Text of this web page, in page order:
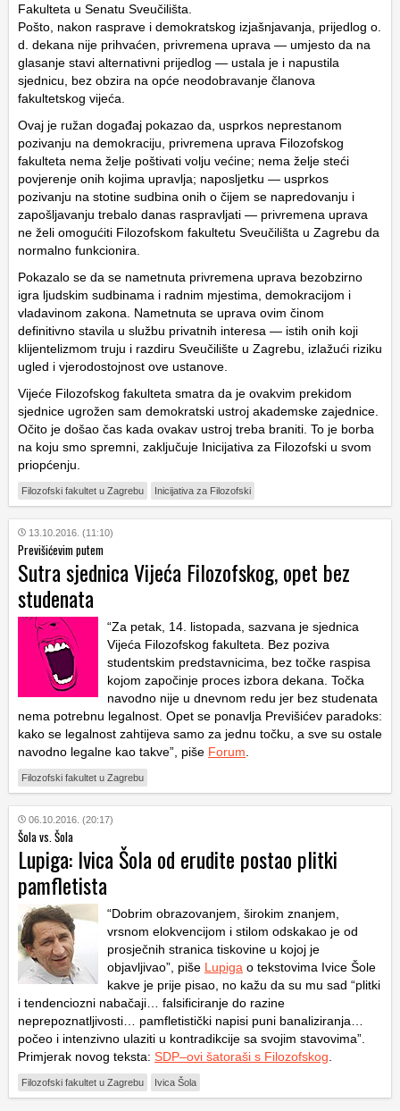
Fakulteta u Senatu Sveučilišta.
Pošto, nakon rasprave i demokratskog izjašnjavanja, prijedlog o.
d. dekana nije prihvaćen, privremena uprava — umjesto da na
glasanje stavi alternativni prijedlog — ustala je i napustila
sjednicu, bez obzira na opće neodobravanje članova
fakultetskog vijeća.
Ovaj je ružan događaj pokazao da, usprkos neprestanom
pozivanju na demokraciju, privremena uprava Filozofskog
fakulteta nema želje poštivati volju većine; nema želje steći
povjerenje onih kojima upravlja; naposljetku — usprkos
pozivanju na stotine sudbina onih o čijem se napredovanju i
zapošljavanju trebalo danas raspravljati — privremena uprava
ne želi omogućiti Filozofskom fakultetu Sveučilišta u Zagrebu da
normalno funkcionira.
Pokazalo se da se nametnuta privremena uprava bezobzirno
igra ljudskim sudbinama i radnim mjestima, demokracijom i
vladavinom zakona. Nametnuta se uprava ovim činom
definitivno stavila u službu privatnih interesa — istih onih koji
klijentelizmom truju i razdiru Sveučilište u Zagrebu, izlažući riziku
ugled i vjerodostojnost ove ustanove.
Vijeće Filozofskog fakulteta smatra da je ovakvim prekidom
sjednice ugrožen sam demokratski ustroj akademske zajednice.
Očito je došao čas kada ovakav ustroj treba braniti. To je borba
na koju smo spremni, zaključuje Inicijativa za Filozofski u svom
priopćenju.
Filozofski fakultet u Zagrebu Inicijativa za Filozofski
13.10.2016. (11:10)
Previšićevim putem
Sutra sjednica Vijeća Filozofskog, opet bez
studenata
“Za petak, 14. listopada, sazvana je sjednica
Vijeća Filozofskog fakulteta. Bez poziva
studentskim predstavnicima, bez točke raspisa
kojom započinje proces izbora dekana. Točka
navodno nije u dnevnom redu jer bez studenata
nema potrebnu legalnost. Opet se ponavlja Previšićev paradoks:
kako se legalnost zahtijeva samo za jednu točku, a sve su ostale
navodno legalne kao takve”, piše Forum
Filozofski fakultet u Zagrebu
06.10.2016. (20:17)
Šola vs. Šola
Lupiga: Ivica Šola od erudite postao plitki
pamfletista
“Dobrim obrazovanjem, širokim znanjem,
vrsnom elokvencijom i stilom odskakao je od
prosječnih stranica tiskovine u kojoj je
objavljivao”, piše Lupiga o tekstovima Ivice Šole
kakve je prije pisao, no kažu da su mu sad “plitki
i tendenciozni nabačaji… falsificiranje do razine
neprepoznatljivosti… pamfletistički napisi puni banaliziranja…
počeo i intenzivno ulaziti u kontradikcije sa svojim stavovima”.
Primjerak novog teksta: SDP–ovi šatoraši s Filozofskog
Filozofski fakultet u Zagrebu Ivica Šola